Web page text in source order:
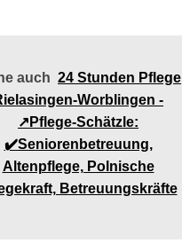
auch 24 Stunden Pflege
Worblingen -
↗️Pflege-Schätzle:
✔️Seniorenbetreuung,
Altenpflege, Polnische
Betreuungskräfte